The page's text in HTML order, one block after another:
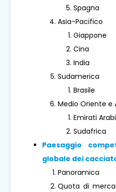
Spagna
Asia-Pacifico
Giappone
Cina
India
Sudamerica
Brasile
Medio Oriente e
Emirati
Sudafrica
Paesaggio
globale dei
Panoramica
Quota di